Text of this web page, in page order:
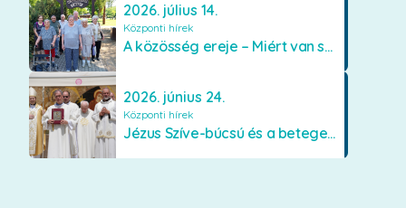
2026. július 14.
Központi hírek
A közösség ereje – Miért van szükségünk egymásra?
2026. június 24.
Központi hírek
Jézus Szíve-búcsú és a betegek kenetének közösségi kiszolgáltatása Mátraverebély-Szentkúton